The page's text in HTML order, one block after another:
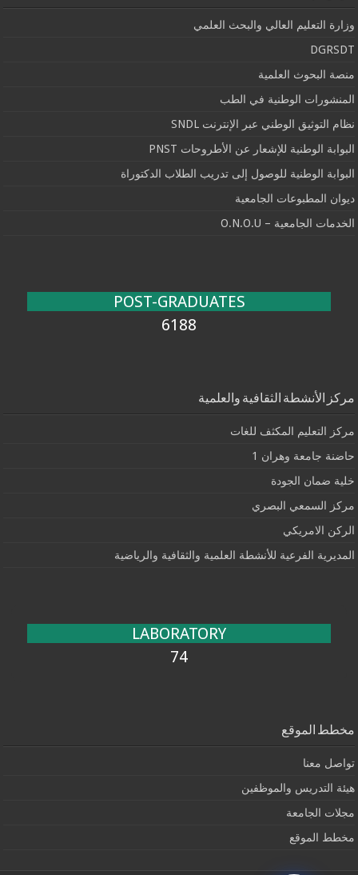
وزارة التعليم العالي والبحث العلمي
DGRSDT
منصة البحوث العلمية
المنشورات الوطنية في الطب
نظام التوثيق الوطني عبر الإنترنت SNDL
البوابة الوطنية للإشعار عن الأطروحات PNST
البوابة الوطنية للوصول إلى تدريب الطلاب الدكتوراة
ديوان المطبوعات الجامعية
الخدمات الجامعية – O.N.O.U
POST-GRADUATES
6188
مركز الأنشطة الثقافية والعلمية
مركز التعليم المكثف للغات
حاضنة جامعة وهران 1
خلية ضمان الجودة
مركز السمعي البصري
الركن الامريكي
المديرية الفرعية للأنشطة العلمية والثقافية والرياضية
LABORATORY
74
مخطط الموقع
تواصل معنا
هيئة التدريس والموظفين
مجلات الجامعة
مخطط الموقع